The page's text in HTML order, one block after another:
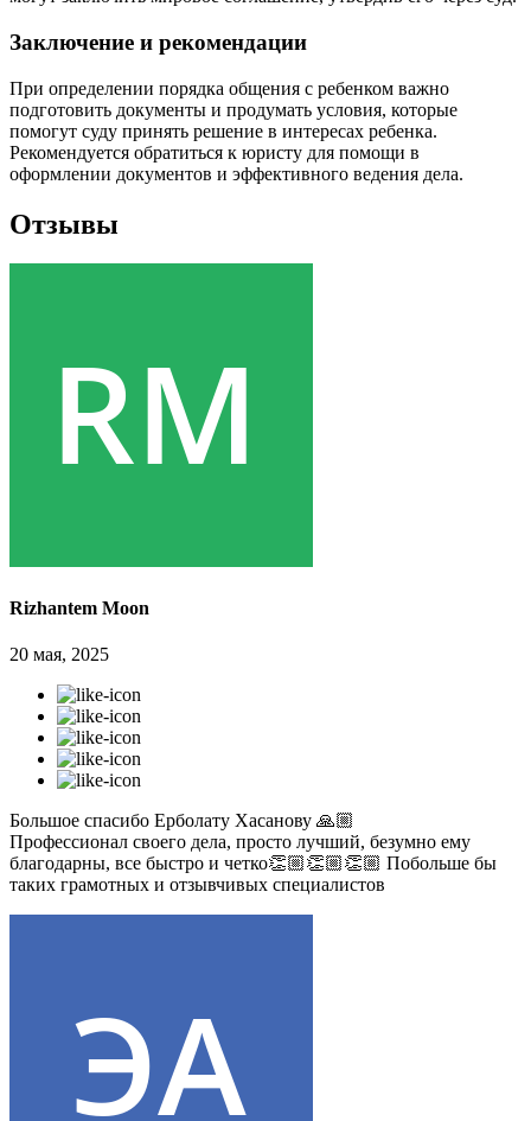
Заключение и рекомендации
При определении порядка общения с ребенком важно
подготовить документы и продумать условия, которые
помогут суду принять решение в интересах ребенка.
Рекомендуется обратиться к юристу для помощи в
оформлении документов и эффективного ведения дела.
Отзывы
Rizhantem Moon
20 мая, 2025
Большое спасибо Ерболату Хасанову 🙏🏼
Профессионал своего дела, просто лучший, безумно ему
благодарны, все быстро и четко👏🏼👏🏼👏🏼 Побольше бы
таких грамотных и отзывчивых специалистов